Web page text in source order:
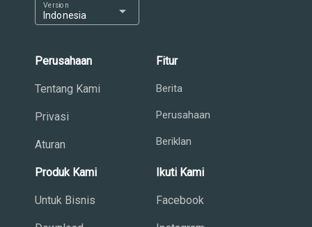
Indonesia
Version arrow_drop_down
Perusahaan
Tentang Kami
Privasi
Aturan
Fitur
Berita
Perusahaan
Beriklan
Produk Kami
Untuk Bisnis
Ikuti Kami
Facebook